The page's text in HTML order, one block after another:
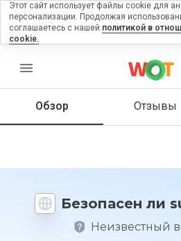
menu
Обзор Отзывы
Безопасен ли
Неизвестный
на
Как бы
этот
1 до 5?
Этот сайт использует файлы cookie для
персонализации. Продолжая
соглашаетесь с нашей политикой в
cookie.